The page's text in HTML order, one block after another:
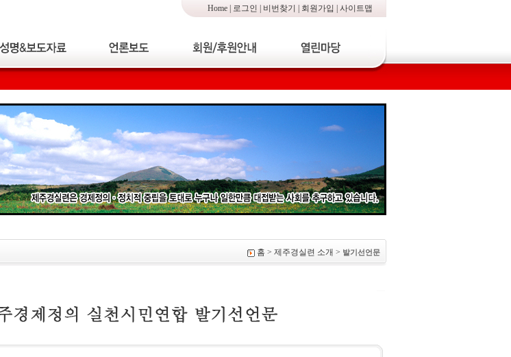
Home 로그인 비번찾기 회원가입 사이트맵
홈 > 제주경실련 소개 > 발기선언문